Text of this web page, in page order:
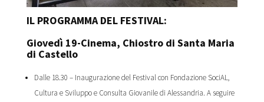
IL PROGRAMMA DEL FESTIVAL:
Giovedì 19-Cinema, Chiostro di Santa Maria
di Castello
Dalle 18.30 – Inaugurazione del Festival con Fondazione SociAL,
Cultura e Sviluppo e Consulta Giovanile di Alessandria. A seguire